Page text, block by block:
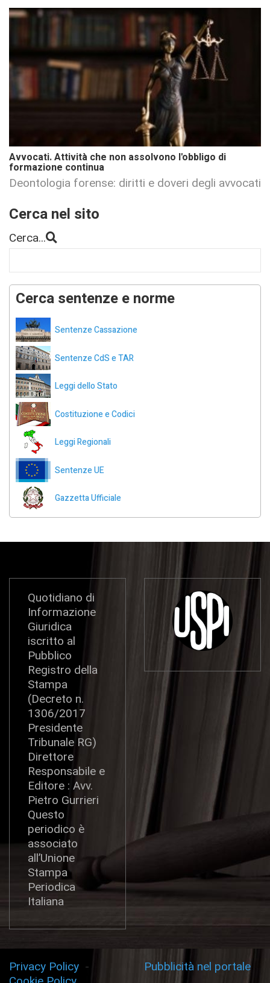
Avvocati. Attività che non assolvono l'obbligo di
formazione continua
Deontologia forense: diritti e doveri degli avvocati
Cerca nel sito
Cerca...
Cerca sentenze e norme
Sentenze Cassazione
Sentenze CdS e TAR
Leggi dello Stato
Costituzione e Codici
Leggi Regionali
Sentenze UE
Gazzetta Ufficiale
Quotidiano di
Informazione
Giuridica
iscritto al
Pubblico
Registro della
Stampa
(Decreto n.
1306/2017
Presidente
Tribunale RG)
Direttore
Responsabile e
Editore : Avv.
Pietro Gurrieri
Questo
periodico è
associato
all’Unione
Stampa
Periodica
Italiana
Privacy Policy -
Pubblicità nel portale